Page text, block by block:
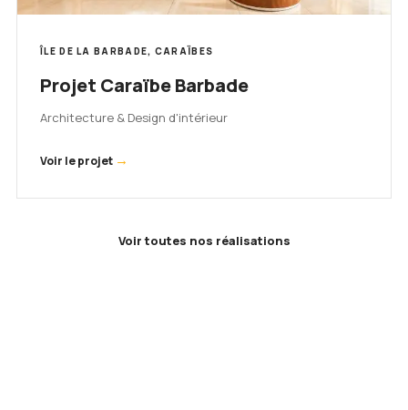
ÎLE DE LA BARBADE, CARAÏBES
Projet Caraïbe Barbade
Architecture & Design d'intérieur
Voir le projet →
Voir toutes nos réalisations